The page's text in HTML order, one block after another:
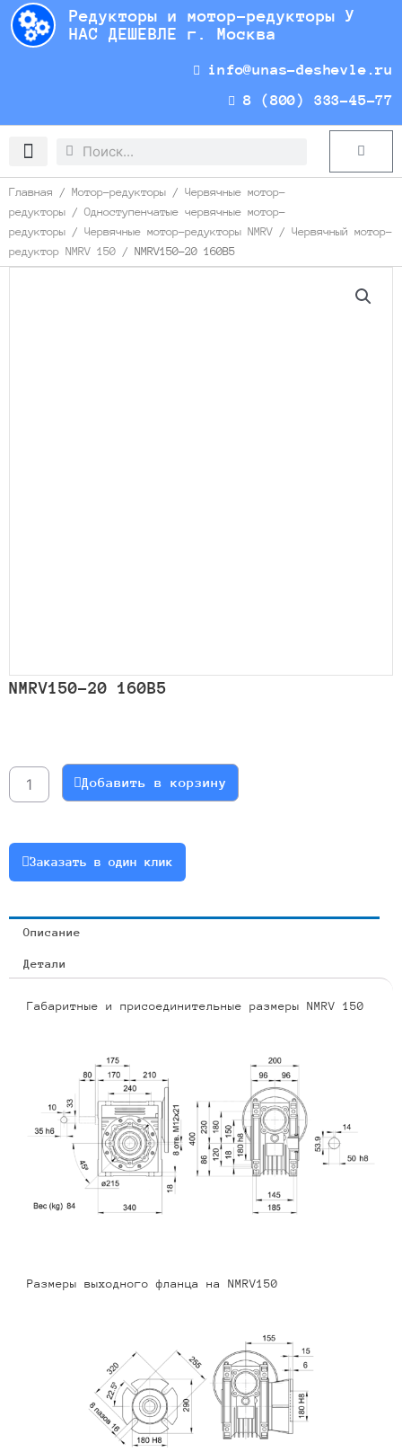
Перейти
содержимому
Редукторы и мотор-редукторы У
НАС ДЕШЕВЛЕ г. Москва
info@unas-deshevle.ru
8 (800) 333-45-77
Search
Search Cart
Главная / Мотор-редукторы / Червячные мотор-
редукторы / Одноступенчатые червячные мотор-
редукторы / Червячные мотор-редукторы NMRV / Червячный мотор-
редуктор NMRV 150 / NMRV150-20 160B5
NMRV150-20 160B5
NMRV150-
20
Добавить в корзину
Заказать в один клик
Описание
Детали
Габаритные и присоединительные размеры NMRV 150
Размеры выходного фланца на NMRV150